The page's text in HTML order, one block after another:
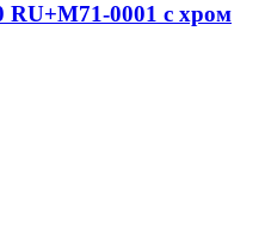
RU+M71-0001 с хром